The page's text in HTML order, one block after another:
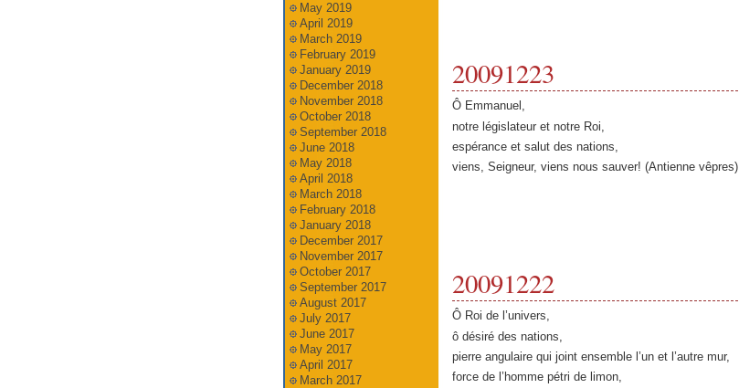
20091223
Ô Emmanuel,
notre législateur et notre Roi,
espérance et salut des nations,
viens, Seigneur, viens nous sauver! (Antienne vêpres)
20091222
Ô Roi de l’univers,
ô désiré des nations,
pierre angulaire qui joint ensemble l’un et l’autre mur,
force de l’homme pétri de limon,
May 2019
April 2019
March 2019
February 2019
January 2019
December 2018
November 2018
October 2018
September 2018
June 2018
May 2018
April 2018
March 2018
February 2018
January 2018
December 2017
November 2017
October 2017
September 2017
August 2017
July 2017
June 2017
May 2017
April 2017
March 2017